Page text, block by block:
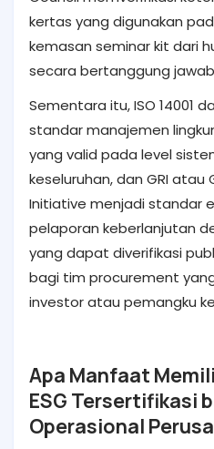
kertas yang digunakan
kemasan seminar kit dari
secara bertanggung
Sementara itu, ISO 14001
standar manajemen
yang valid pada level
keseluruhan, dan GRI atau
Initiative menjadi standar
pelaporan keberlanjutan
yang dapat diverifikasi
bagi tim procurement
investor atau pemangku
Apa Manfaat
ESG Tersertifikasi
Operasional